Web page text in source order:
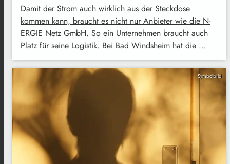
Damit der Strom auch wirklich aus der Steckdose
kommen kann, braucht es nicht nur Anbieter wie die N-
ERGIE Netz GmbH. So ein Unternehmen braucht auch
Platz für seine Logistik. Bei Bad Windsheim hat die …
Symbolbild